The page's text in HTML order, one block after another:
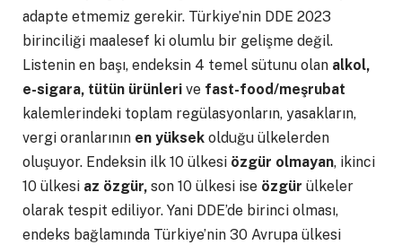
adapte etmemiz gerekir. Türkiye’nin DDE 2023
birinciliği maalesef ki olumlu bir gelişme değil.
Listenin en başı, endeksin 4 temel sütunu olan alkol,
e-sigara, tütün ürünleri ve fast-food/meşrubat
kalemlerindeki toplam regülasyonların, yasakların,
vergi oranlarının en yüksek olduğu ülkelerden
oluşuyor. Endeksin ilk 10 ülkesi özgür olmayan, ikinci
10 ülkesi az özgür, son 10 ülkesi ise özgür ülkeler
olarak tespit ediliyor. Yani DDE’de birinci olması,
endeks bağlamında Türkiye’nin 30 Avrupa ülkesi